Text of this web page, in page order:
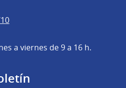
a viernes de 9 a 16 h.